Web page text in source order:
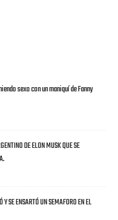
sexo con un maniquí de Fanny
DE ELON MUSK QUE SE
SE ENSARTÓ UN SEMAFORO EN EL